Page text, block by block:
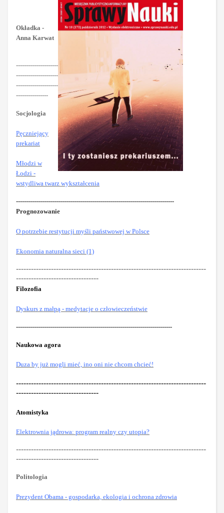
Okładka -
Anna Karwat
---------------------
---------------------
---------------------
----------------
Socjologia
Pęczniejący
prekariat
Młodzi w
Łodzi -
wstydliwa twarz wykształcenia
-------------------------------------------------------------------------------
Prognozowanie
O potrzebie restytucji myśli państwowej w Polsce
Ekonomia naturalna sieci (1)
----------------------------------------------------------------------------
---------------------------------
Filozofia
Dyskurs z małpą - medytacje o człowieczeństwie
------------------------------------------------------------------------------
Naukowa agora
Duza by już mogli mieć, ino oni nie chcom chcieć!
----------------------------------------------------------------------------
---------------------------------
Atomistyka
Elektrownia jądrowa: program realny czy utopia?
----------------------------------------------------------------------------
---------------------------------
Politologia
Prezydent Obama - gospodarka, ekologia i ochrona zdrowia